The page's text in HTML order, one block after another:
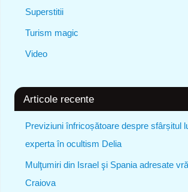
Superstitii
Turism magic
Video
Articole recente
Previziuni înfricoșătoare despre sfârșitul
experta în ocultism Delia
Mulţumiri din Israel şi Spania adresate
Craiova